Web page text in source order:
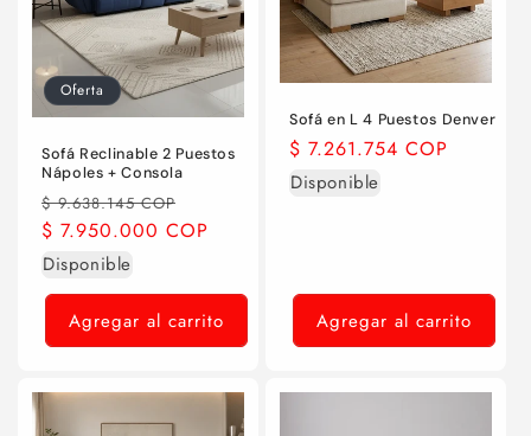
Oferta
Sofá Reclinable 2 Puestos
Nápoles + Consola
Precio
habitual
$ 9.638.145 COP
de
$ 7.950.000 COP
Disponible
Agregar al carrito
Sofá en L 4 Puestos Denver
Precio
habitual
$ 7.261.754 COP
Disponible
Agregar al carrito